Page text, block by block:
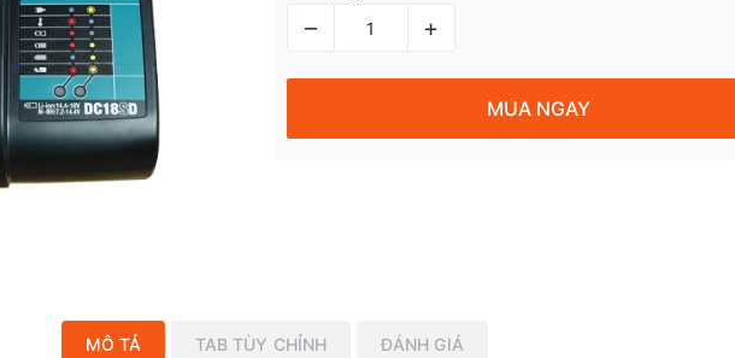
– +
MUA NGAY
MÔ TẢ TAB TÙY CHỈNH ĐÁNH GIÁ